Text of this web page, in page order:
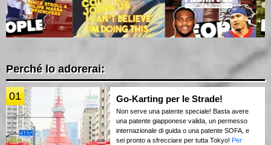
Perché lo adorerai:
01 Go-Karting per le Strade!
Non serve una patente speciale! Basta avere
una patente giapponese valida, un permesso
internazionale di guida o una patente SOFA, e
sei pronto a sfrecciare per tutta Tokyo! Per